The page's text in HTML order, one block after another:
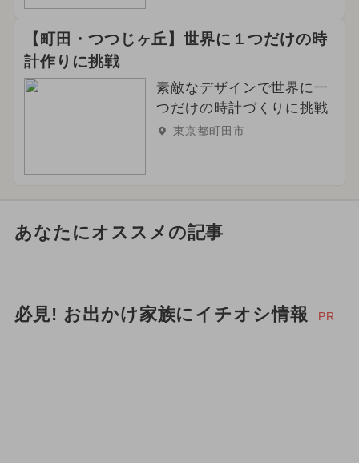
【町田・つつじヶ丘】世界に１つだけの時
計作りに挑戦
素敵なデザインで世界に一
つだけの時計づくりに挑戦
東京都町田市
あなたにオススメの記事
必見! お出かけ家族にイチオシ情報 PR